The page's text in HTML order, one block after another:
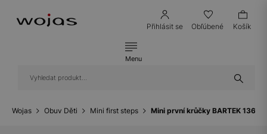
Přihlásit se Obľúbené Košík
Menu
Wojas Obuv Děti Mini first steps Mini první krůčky BARTEK